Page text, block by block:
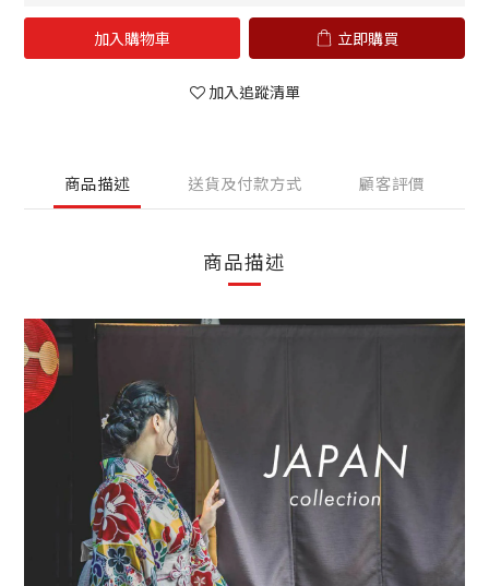
加入購物車 立即購買
加入追蹤清單
商品描述 送貨及付款方式 顧客評價
商品描述